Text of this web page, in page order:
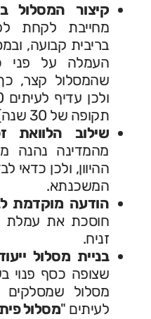
קיצור המסלול
מחייבת לקחת
בריבית קבועה,
העמלה על פני
שהמסלול קצר,
תקופה של 30 שנה)
שילוב הלוואת
מהמדינה נהנה
ההיוון, ולכן כדאי
המשכנתא.
הודעה מוקדמת
חוסכת את עמלת
זניח.
בניית מסלול
שצופה כסף פנוי
מסלול שמסלקים
לעיתים "מסלול